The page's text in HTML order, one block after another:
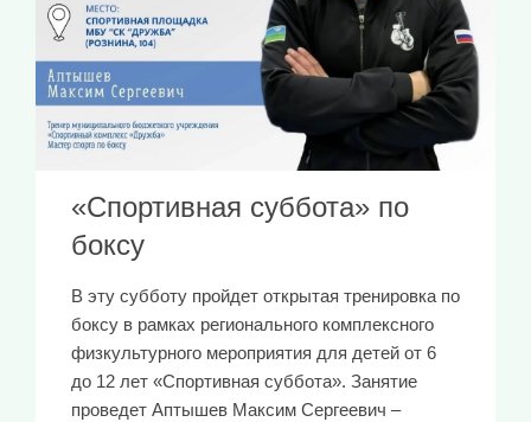
«Спортивная суббота» по
боксу
В эту субботу пройдет открытая тренировка по
боксу в рамках регионального комплексного
физкультурного мероприятия для детей от 6
до 12 лет «Спортивная суббота». Занятие
проведет Аптышев Максим Сергеевич –